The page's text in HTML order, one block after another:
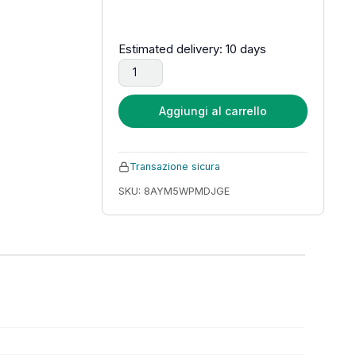
Estimated delivery: 10 days
HUPEJOS 360 ° Dash Cam V8 Ultra-5CH
Aggiungi al carrello
Transazione sicura
SKU: 8AYM5WPMDJGE